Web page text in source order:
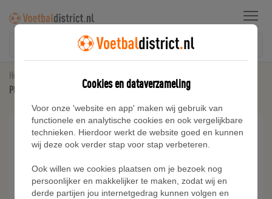
Menu
Home
PUMA BMW M Motorsport Drift Cat 11 sneakers Uniseks, Zwart/Wit
Cookies en dataverzameling
Voor onze 'website en app' maken wij gebruik van
functionele en analytische cookies en ook vergelijkbare
technieken. Hierdoor werkt de website goed en kunnen
wij deze ook verder stap voor stap verbeteren.
Ook willen we cookies plaatsen om je bezoek nog
persoonlijker en makkelijker te maken, zodat wij en
derde partijen jou internetgedrag kunnen volgen en